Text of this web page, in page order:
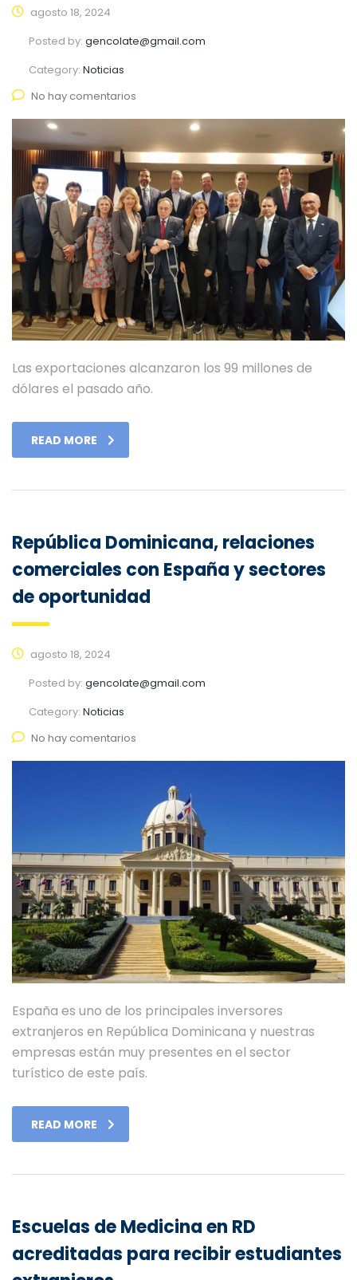
agosto 18, 2024
Posted by: gencolate@gmail.com
Category: Noticias
No hay comentarios
Las exportaciones alcanzaron los 99 millones de
dólares el pasado año.
READ MORE
República Dominicana, relaciones
comerciales con España y sectores
de oportunidad
agosto 18, 2024
Posted by: gencolate@gmail.com
Category: Noticias
No hay comentarios
España es uno de los principales inversores
extranjeros en República Dominicana y nuestras
empresas están muy presentes en el sector
turístico de este país.
READ MORE
Escuelas de Medicina en RD
acreditadas para recibir estudiantes